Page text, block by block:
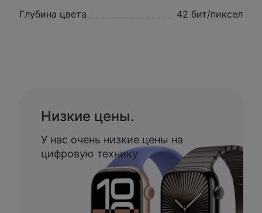
Глубина цвета 42 бит/пиксел
Низкие цены.
У нас очень низкие цены на
цифровую технику